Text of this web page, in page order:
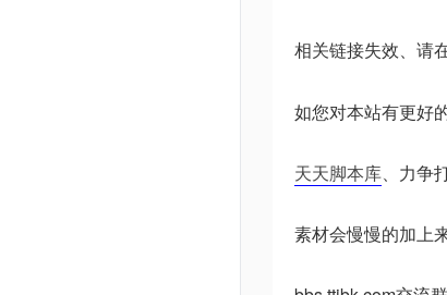
相关链接失效、请
如您对本站有更好
天天脚本库、力争
素材会慢慢的加上